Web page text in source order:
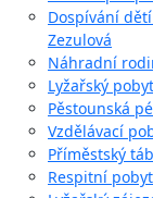
Dospívání
Zezulová
Náhradní
Lyžařský
Pěstounská
Vzdělávací
Příměstský
Respitní